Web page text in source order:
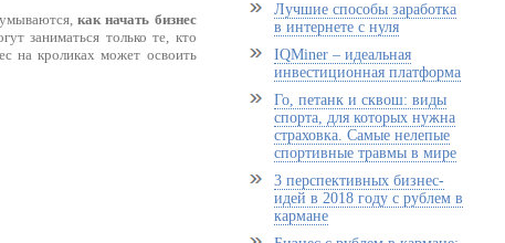
как начать бизнес
заниматься только те, кто
на кроликах может освоить
Лучшие способы заработка
в интернете с нуля
IQMiner – идеальная
инвестиционная платформа
Го, петанк и сквош: виды
спорта, для которых нужна
страховка. Самые нелепые
спортивные травмы в мире
3 перспективных бизнес-
идей в 2018 году с рублем в
кармане